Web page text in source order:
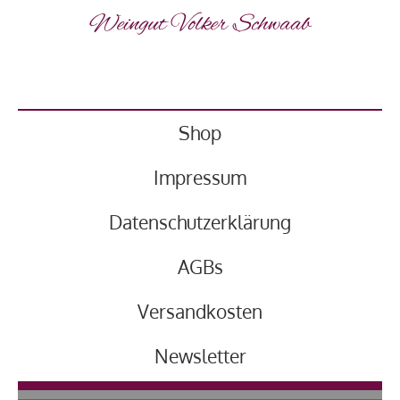
Weingut Volker Schwaab
Shop
Impressum
Datenschutzerklärung
AGBs
Versandkosten
Newsletter